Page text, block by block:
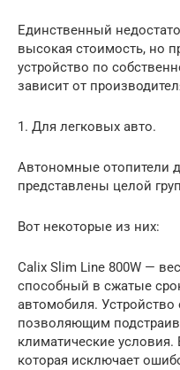
Единственный
высокая стоимость, но
устройство по
зависит от
1. Для легковых авто.
Автономные отопители
представлены целой
Вот некоторые из них:
Calix Slim Line 800W —
способный в сжатые
автомобиля.
позволяющим
климатические условия.
которая исключает